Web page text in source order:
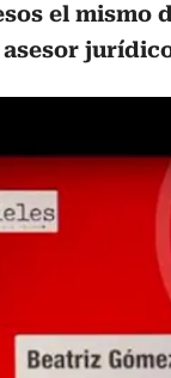
el mismo